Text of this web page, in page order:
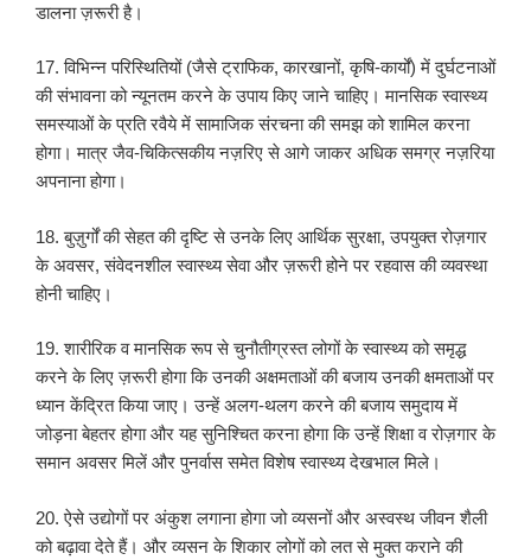
डालना ज़रूरी है।
17. विभिन्न परिस्थितियों (जैसे ट्राफिक, कारखानों, कृषि-कार्यों) में दुर्घटनाओं
की संभावना को न्यूनतम करने के उपाय किए जाने चाहिए। मानसिक स्वास्थ्य
समस्याओं के प्रति रवैये में सामाजिक संरचना की समझ को शामिल करना
होगा। मात्र जैव-चिकित्सकीय नज़रिए से आगे जाकर अधिक समग्र नज़रिया
अपनाना होगा।
18. बुज़ुर्गों की सेहत की दृष्टि से उनके लिए आर्थिक सुरक्षा, उपयुक्त रोज़गार
के अवसर, संवेदनशील स्वास्थ्य सेवा और ज़रूरी होने पर रहवास की व्यवस्था
होनी चाहिए।
19. शारीरिक व मानसिक रूप से चुनौतीग्रस्त लोगों के स्वास्थ्य को समृद्ध
करने के लिए ज़रूरी होगा कि उनकी अक्षमताओं की बजाय उनकी क्षमताओं पर
ध्यान केंद्रित किया जाए। उन्हें अलग-थलग करने की बजाय समुदाय में
जोड़ना बेहतर होगा और यह सुनिश्चित करना होगा कि उन्हें शिक्षा व रोज़गार के
समान अवसर मिलें और पुनर्वास समेत विशेष स्वास्थ्य देखभाल मिले।
20. ऐसे उद्योगों पर अंकुश लगाना होगा जो व्यसनों और अस्वस्थ जीवन शैली
को बढ़ावा देते हैं। और व्यसन के शिकार लोगों को लत से मुक्त कराने की